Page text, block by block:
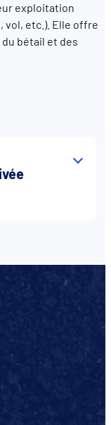
exploitation
vol, etc.). Elle offre
bétail et des